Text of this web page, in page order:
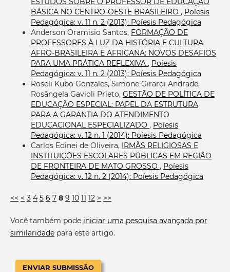
BÁSICA NO CENTRO-OESTE BRASILEIRO , Poíesis
Pedagógica: v. 11 n. 2 (2013): Poíesis Pedagógica
Anderson Oramisio Santos, FORMAÇÃO DE
PROFESSORES À LUZ DA HISTÓRIA E CULTURA
AFRO-BRASILEIRA E AFRICANA: NOVOS DESAFIOS
PARA UMA PRÁTICA REFLEXIVA , Poíesis
Pedagógica: v. 11 n. 2 (2013): Poíesis Pedagógica
Roseli Kubo Gonzales, Simone Girardi Andrade,
Rosângela Gavioli Prieto, GESTÃO DE POLÍTICA DE
EDUCAÇÃO ESPECIAL: PAPEL DA ESTRUTURA
PARA A GARANTIA DO ATENDIMENTO
EDUCACIONAL ESPECIALIZADO , Poíesis
Pedagógica: v. 12 n. 1 (2014): Poíesis Pedagógica
Carlos Edinei de Oliveira, IRMÃS RELIGIOSAS E
INSTITUIÇÕES ESCOLARES PÚBLICAS EM REGIÃO
DE FRONTEIRA DE MATO GROSSO , Poíesis
Pedagógica: v. 12 n. 2 (2014): Poíesis Pedagógica
<< < 3 4 5 6 7 8 9 10 11 12 > >>
Você também pode iniciar uma pesquisa avançada por
similaridadepara este artigo.
ENVIAR SUBMISSÃO